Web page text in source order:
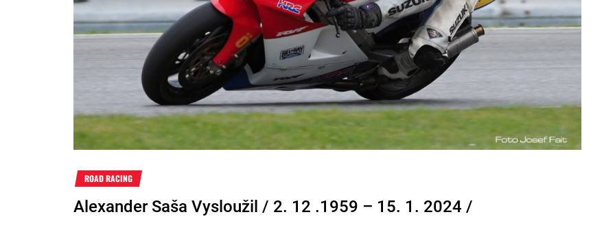
ROAD RACING
Alexander Saša Vysloužil / 2. 12 .1959 – 15. 1. 2024 /